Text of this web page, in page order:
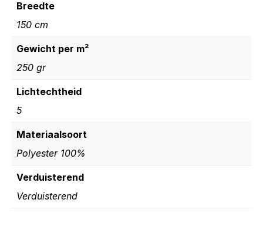
Breedte
150 cm
Gewicht per m²
250 gr
Lichtechtheid
5
Materiaalsoort
Polyester 100%
Verduisterend
Verduisterend